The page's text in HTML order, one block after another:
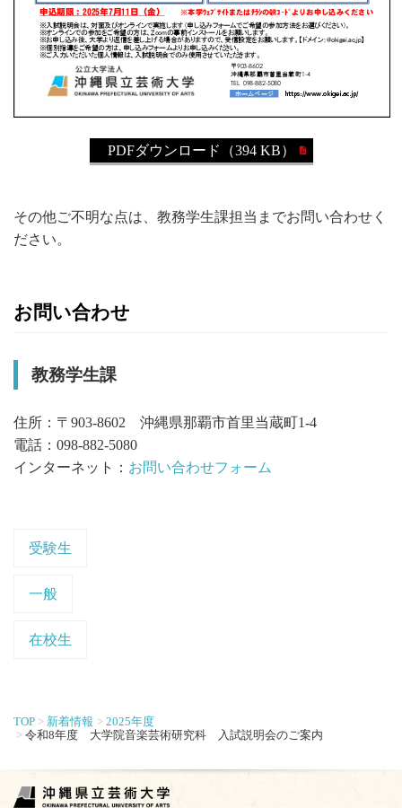
PDFダウンロード（394 KB）
その他ご不明な点は、教務学生課担当までお問い合わせく
ださい。
お問い合わせ
教務学生課
住所：〒903-8602 沖縄県那覇市首里当蔵町1-4
電話：098-882-5080
インターネット： お問い合わせフォーム
受験生
一般
在校生
TOP 新着情報
2025年度
令和8年度 大学院音楽芸術研究科 入試説明会のご案内